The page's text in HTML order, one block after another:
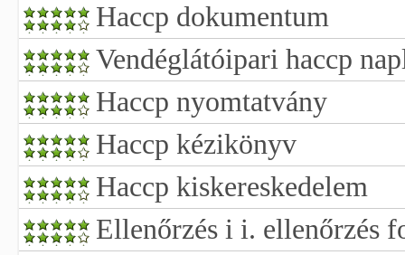
Haccp dokumentum
Vendéglátóipari haccp
Haccp nyomtatvány
Haccp kézikönyv
Haccp kiskereskedelem
Ellenőrzés i i. ellenőrzés